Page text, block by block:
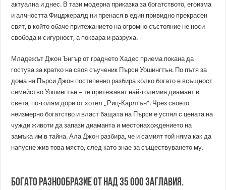
актуална и днес. В тази модерна приказка за богатството, егоизма
и алчността Фицджералд ни пренася в един привидно прекрасен
свят, в който обаче притежанието на огромно състояние не носи
свобода и сигурност, а поквара и разруха.
Младежът Джон Ънгър от градчето Хадес приема покана да
гостува за кратко на своя съученик Пърси Уошингтън. По пътя за
дома на Пърси Джон постепенно разбира колко богато е всъщност
семейство Уошингтън – те притежават най-големия диамант в
света, по-голям дори от хотел „Риц-Карлтън“. Чрез своето
неизмерно богатство и власт бащата на Пърси е успял с цената на
чужди животи да запази диаманта и местонахождението на
замъка им в тайна. Ала Джон разбира, че и самият той няма как да
напусне жив това място, след като знае за съществуването му.
Богато разнообразие от над 35 000 заглавия.